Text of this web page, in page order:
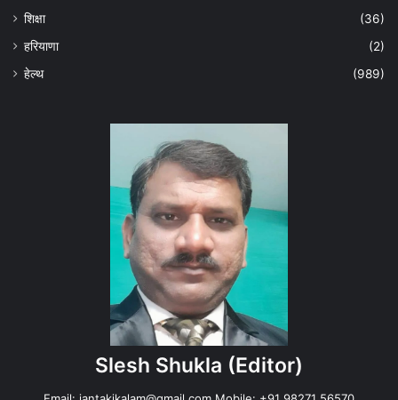
शिक्षा
(36)
हरियाणा
(2)
हेल्‍थ
(989)
Slesh Shukla (Editor)